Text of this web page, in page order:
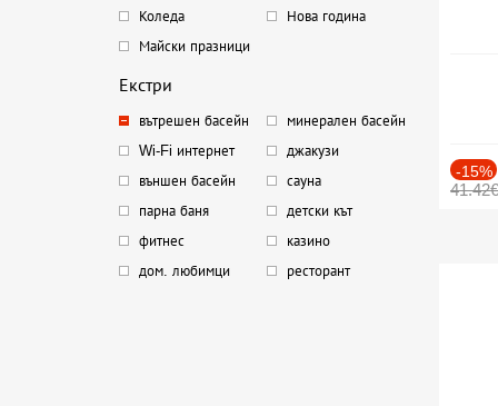
Коледа
Нова година
Майски празници
Екстри
вътрешен басейн
минерален басейн
Wi-Fi интернет
джакузи
външен басейн
сауна
парна баня
детски кът
фитнес
казино
дом. любимци
ресторант
-15%
41.42€